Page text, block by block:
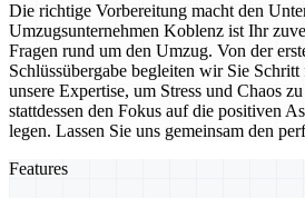
Die richtige Vorbereitung macht den
Umzugsunternehmen Koblenz ist Ihr
Fragen rund um den Umzug. Von der
Schlüssübergabe begleiten wir Sie
unsere Expertise, um Stress und Chaos
stattdessen den Fokus auf die positiven
legen. Lassen Sie uns gemeinsam den
Features